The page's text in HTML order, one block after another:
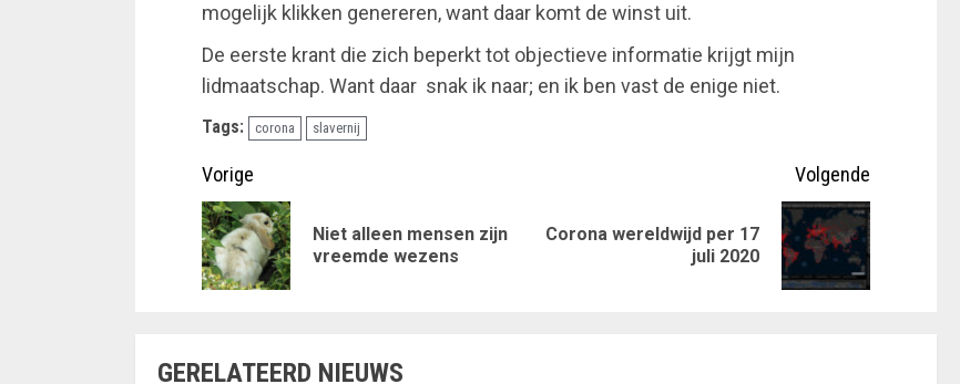
mogelijk klikken genereren, want daar komt de winst uit.
De eerste krant die zich beperkt tot objectieve informatie krijgt mijn
lidmaatschap. Want daar snak ik naar; en ik ben vast de enige niet.
Tags: corona slavernij
Doorgaan
met
lezen
Vorige
Vorig
Niet alleen mensen zijn
vreemde wezens
Volgende
Volgende
Corona wereldwijd per 17
juli 2020
GERELATEERD NIEUWS